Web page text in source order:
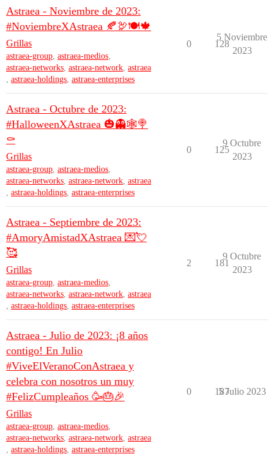
Astraea - Noviembre de 2023:
#NoviembreXAstraea 🍂🦃🍽️🍁
Grillas
astraea-group, astraea-medios,
astraea-networks, astraea-network, astraea
, astraea-holdings, astraea-enterprises
0 128
5 Noviembre
2023
Astraea - Octubre de 2023:
#HalloweenXAstraea 🎃👻🕸️🍭
⚰️
Grillas
astraea-group, astraea-medios,
astraea-networks, astraea-network, astraea
, astraea-holdings, astraea-enterprises
0 125
9 Octubre
2023
Astraea - Septiembre de 2023:
#AmoryAmistadXAstraea 💌💘
🥰
Grillas
astraea-group, astraea-medios,
astraea-networks, astraea-network, astraea
, astraea-holdings, astraea-enterprises
2 181
9 Octubre
2023
Astraea - Julio de 2023: ¡8 años
contigo! En Julio
#ViveElVeranoConAstraea y
celebra con nosotros un muy
#FelizCumpleaños 🥳🎂🎉
Grillas
astraea-group, astraea-medios,
astraea-networks, astraea-network, astraea
, astraea-holdings, astraea-enterprises
0 187
5 Julio 2023